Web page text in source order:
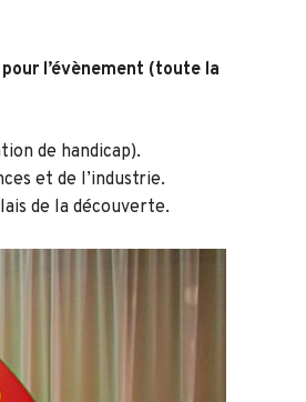
l’évènement (toute la
de handicap).
et de l’industrie.
de la découverte.